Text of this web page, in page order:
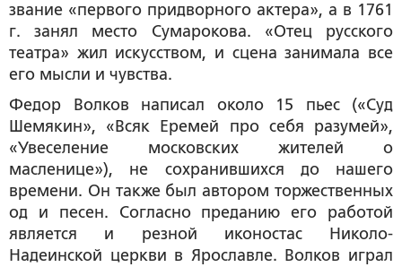
звание «первого придворного актера», а в 1761
г. занял место Сумарокова. «Отец русского
театра» жил искусством, и сцена занимала все
его мысли и чувства.
Федор Волков написал около 15 пьес («Суд
Шемякин», «Всяк Еремей про себя разумей»,
«Увеселение московских жителей о
масленице»), не сохранившихся до нашего
времени. Он также был автором торжественных
од и песен. Согласно преданию его работой
является и резной иконостас Николо-
Надеинской церкви в Ярославле. Волков играл